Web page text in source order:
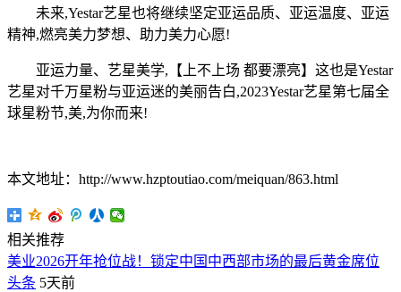
未来,Yestar艺星也将继续坚定亚运品质、亚运温度、亚运
精神,燃亮美力梦想、助力美力心愿!
亚运力量、艺星美学,【上不上场 都要漂亮】这也是Yestar
艺星对千万星粉与亚运迷的美丽告白,2023Yestar艺星第七届全
球星粉节,美,为你而来!
本文地址：http://www.hzptoutiao.com/meiquan/863.html
相关推荐
美业2026开年抢位战！锁定中国中西部市场的最后黄金席位
头条 5天前